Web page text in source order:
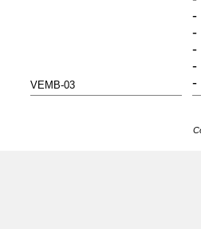
-
-
-
-
-
VEMB-03